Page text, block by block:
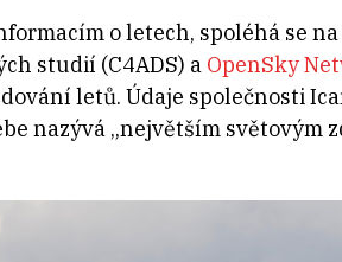
o letech, spoléhá se
studií (C4ADS) a OpenSky
letů. Údaje společnosti
nazývá „největším